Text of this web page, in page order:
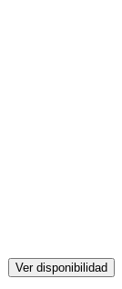
Ver disponibilidad